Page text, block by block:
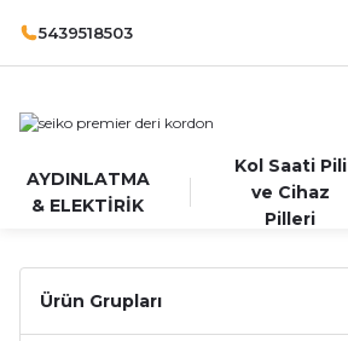
5439518503
AYDINLATMA
& ELEKTİRİK
Kol Saati Pili
ve Cihaz
Pilleri
Ürün Grupları